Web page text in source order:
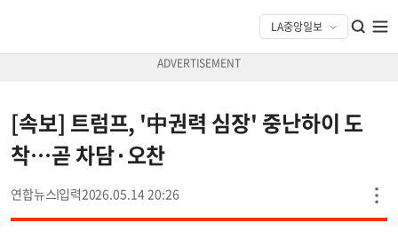
[속보] 트럼프, '中권력 심장' 중난하이 도
착…곧 차담·오찬
연합뉴스 2026.05.14 20:26